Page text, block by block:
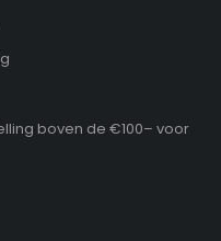
boven de €100– voor